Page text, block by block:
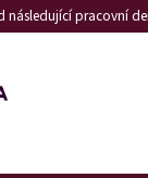
následující pracovní